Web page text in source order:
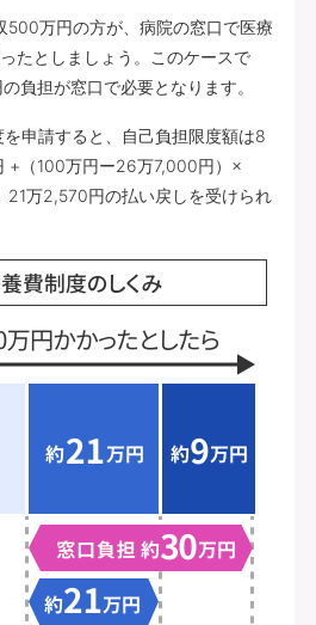
500万円の方が、病院の窓口で医療
たとしましょう。このケースで
負担が窓口で必要となります。
申請すると、自己負担限度額は8
+（100万円ー26万7,000円）×
21万2,570円の払い戻しを受けられ